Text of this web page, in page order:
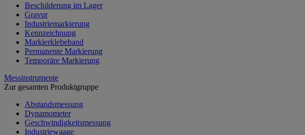
Beschilderung im Lager
Gravur
Industriemarkierung
Kennzeichnung
Markierklebeband
Permanente Markierung
Temporäre Markierung
Messinstrumente
Zur gesamten Produktgruppe
Abstandsmessung
Dynamometer
Geschwindigkeitsmessung
Industriewaage